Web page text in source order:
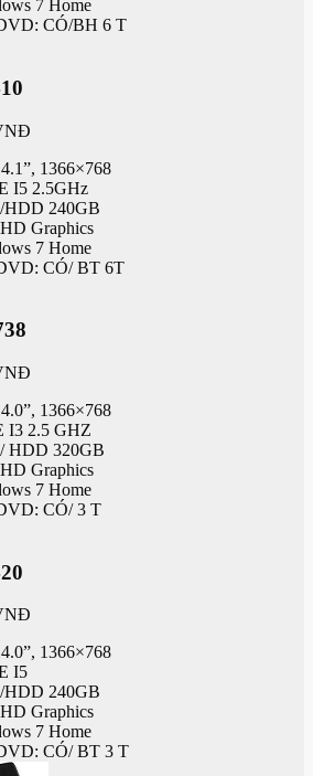
7 Home
CÓ/BH 6 T
1366×768
I5 2.5GHz
240GB
Graphics
7 Home
CÓ/ BT 6T
1366×768
I3 2.5 GHZ
HDD 320GB
Graphics
7 Home
CÓ/ 3 T
1366×768
I5
240GB
Graphics
7 Home
CÓ/ BT 3 T